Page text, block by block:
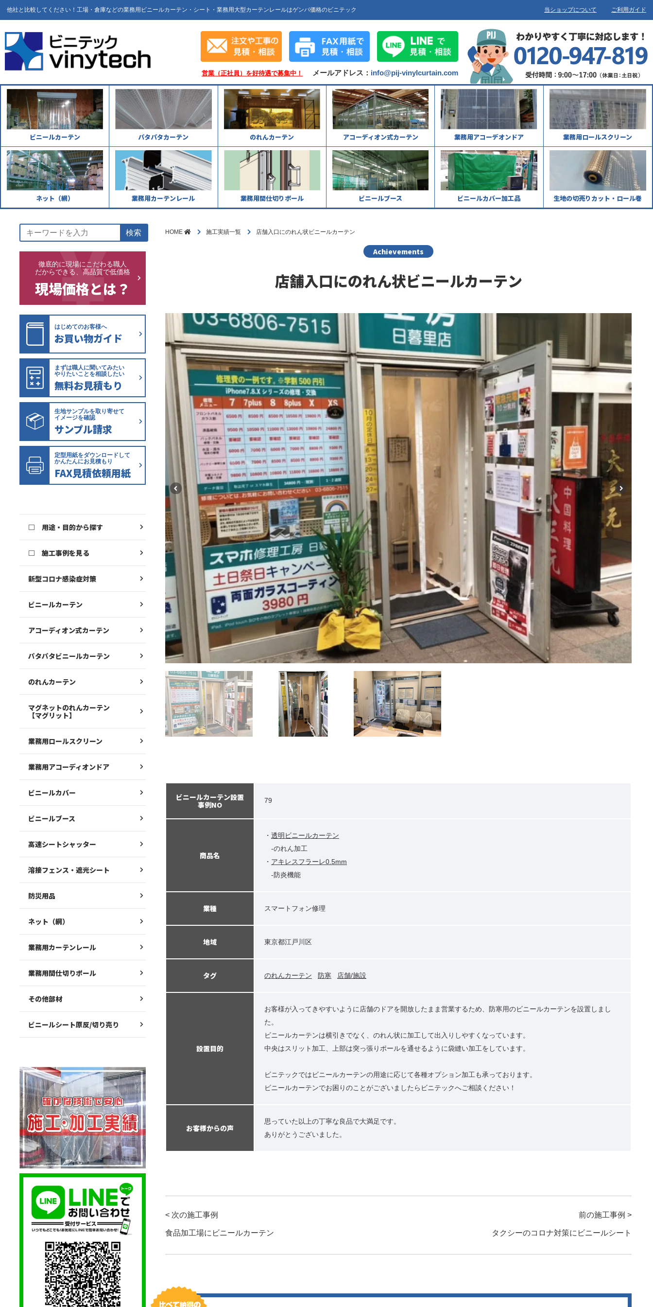
他社と比較してください！工場・倉庫などの業務用ビニールカーテン・シート・業務用大型カーテンレールはゲンバ価格のビニテック 当ショップについて ご利用ガイド
営業（正社員）を好待遇で募集中！ メールアドレス： info@pij-vinylcurtain.com
ビニールカーテン パタパタカーテン のれんカーテン アコーディオン式カーテン 業務用アコーデオンドア 業務用ロールスクリーン
ネット（網） 業務用カーテンレール 業務用間仕切りポール ビニールブース ビニールカバー加工品 生地の切売りカット・ロール巻
検索
徹底的に現場にこだわる職人
だからできる、高品質で低価格
現場価格とは？
はじめてのお客様へ
お買い物ガイド
まずは職人に聞いてみたい
やりたいことを相談したい
無料お見積もり
生地サンプルを取り寄せて
イメージを確認
サンプル請求
定型用紙をダウンロードして
かんたんにお見積もり
FAX見積依頼用紙
□ 用途・目的から探す
□ 施工事例を見る
新型コロナ感染症対策
ビニールカーテン
アコーディオン式カーテン
パタパタビニールカーテン
のれんカーテン
マグネットのれんカーテン
【マグリット】
業務用ロールスクリーン
業務用アコーディオンドア
ビニールカバー
ビニールブース
高速シートシャッター
溶接フェンス・遮光シート
防災用品
ネット（網）
業務用カーテンレール
業務用間仕切りポール
その他部材
ビニールシート原反/切り売り
HOME 施工実績一覧 店舗入口にのれん状ビニールカーテン
Achievements
店舗入口にのれん状ビニールカーテン
ビニールカーテン設置
事例NO
79
商品名
・ 透明ビニールカーテン
-のれん加工
・ アキレスフラーレ0.5mm
-防炎機能
業種 スマートフォン修理
地域 東京都江戸川区
タグ のれんカーテン 防寒 店舗/施設
設置目的
お客様が入ってきやすいように店舗のドアを開放したまま営業するため、防寒用のビニールカーテンを設置しまし
た。
ビニールカーテンは横引きでなく、のれん状に加工して出入りしやすくなっています。
中央はスリット加工、上部は突っ張りポールを通せるように袋縫い加工をしています。
ビニテックではビニールカーテンの用途に応じて各種オプション加工も承っております。
ビニールカーテンでお困りのことがございましたらビニテックへご相談ください！
お客様からの声
思っていた以上の丁寧な良品で大満足です。
ありがとうございました。
< 次の施工事例
食品加工場にビニールカーテン
前の施工事例 >
タクシーのコロナ対策にビニールシート